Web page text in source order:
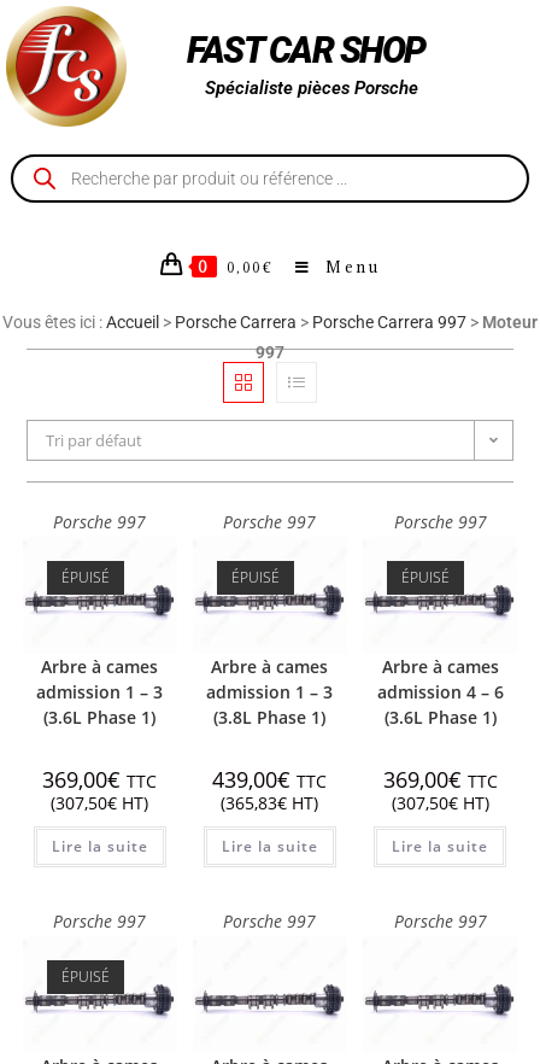
FAST CAR SHOP
Spécialiste pièces Porsche
0 0,00 € Menu
Vous êtes ici :Accueil > Porsche Carrera > Porsche Carrera 997 > Moteur
997
Tri par défaut
Porsche 997
ÉPUISÉ
Arbre à cames
admission 1 – 3
(3.6L Phase 1)
369,00€ TTC
(307,50€ HT)
Lire la suite
Porsche 997
ÉPUISÉ
Arbre à cames
admission 1 – 3
(3.8L Phase 1)
439,00€ TTC
(365,83€ HT)
Lire la suite
Porsche 997
ÉPUISÉ
Arbre à cames
admission 4 – 6
(3.6L Phase 1)
369,00€ TTC
(307,50€HT)
Lire la suite
Porsche 997
ÉPUISÉ
Porsche 997 Porsche 997